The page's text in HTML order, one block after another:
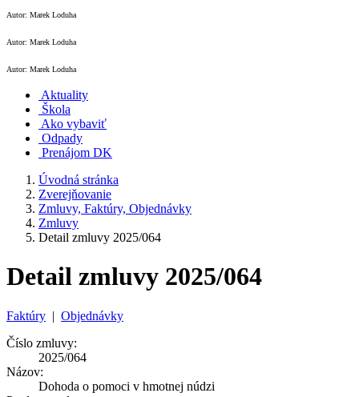
Autor: Marek Loduha
Autor: Marek Loduha
Autor: Marek Loduha
Aktuality
Škola
Ako vybaviť
Odpady
Prenájom DK
Úvodná stránka
Zverejňovanie
Zmluvy, Faktúry, Objednávky
Zmluvy
Detail zmluvy 2025/064
Detail zmluvy 2025/064
Faktúry | Objednávky
Číslo zmluvy:
2025/064
Názov:
Dohoda o pomoci v hmotnej núdzi